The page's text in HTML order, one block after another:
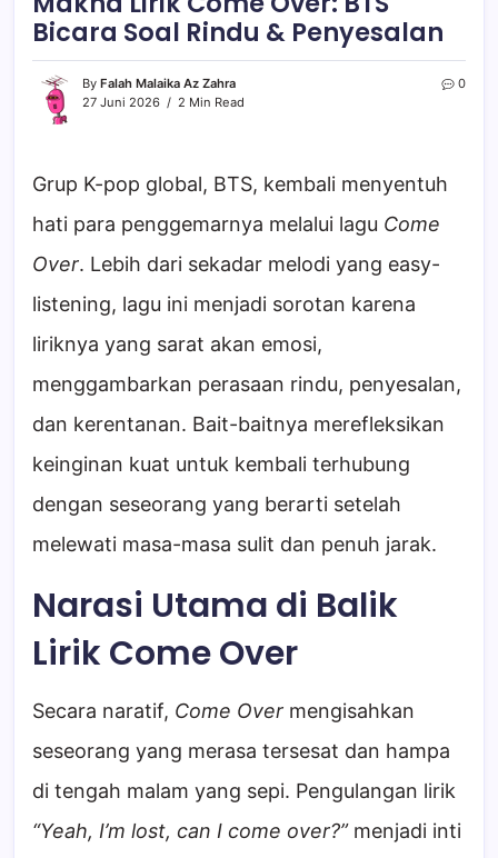
Bicara Soal Rindu & Penyesalan
By Falah Malaika Az Zahra
27 Juni 2026
2 Min Read
0
Grup K-pop global, BTS, kembali menyentuh
hati para penggemarnya melalui lagu Come
Over. Lebih dari sekadar melodi yang easy-
listening, lagu ini menjadi sorotan karena
liriknya yang sarat akan emosi,
menggambarkan perasaan rindu, penyesalan,
dan kerentanan. Bait-baitnya merefleksikan
keinginan kuat untuk kembali terhubung
dengan seseorang yang berarti setelah
melewati masa-masa sulit dan penuh jarak.
Narasi Utama di Balik
Lirik Come Over
Secara naratif, Come Over mengisahkan
seseorang yang merasa tersesat dan hampa
di tengah malam yang sepi. Pengulangan lirik
“Yeah, I’m lost, can I come over?”menjadi inti